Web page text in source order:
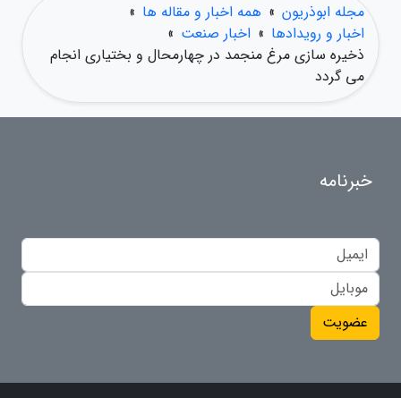
مجله ابوذریون » همه اخبار و مقاله ها »
اخبار و رویدادها » اخبار صنعت »
ذخیره سازی مرغ منجمد در چهارمحال و بختیاری انجام
می گردد
خبرنامه
عضویت